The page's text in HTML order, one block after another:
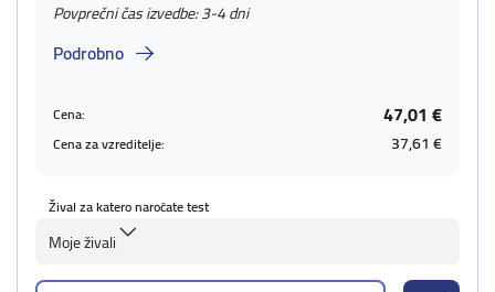
Povprečni čas izvedbe: 3-4 dni
Podrobno
Cena: 47,01 €
Cena za vzreditelje: 37,61 €
Žival za katero naročate test
Moje živali